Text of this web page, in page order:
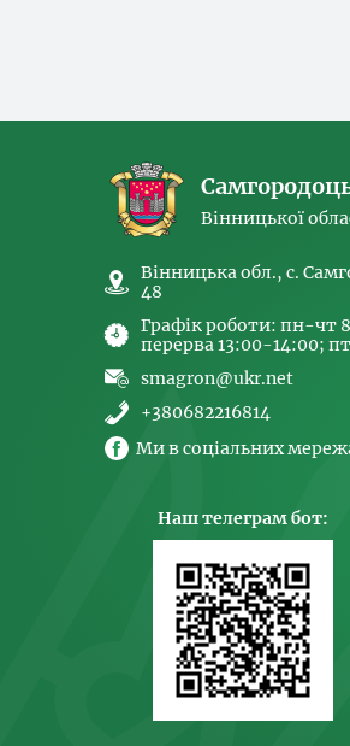
Вінницької
Вінницька обл., с.
48
Графік роботи: пн-чт
перерва 13:00-14:00;
smagron@ukr.net
+380682216814
Ми в соціальних
Наш телеграм бот: